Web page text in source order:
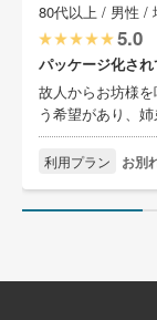
80代以上 / 男性 /
5.0
パッケージ化さ
故人からお坊様
う希望があり、
利用プラン お別